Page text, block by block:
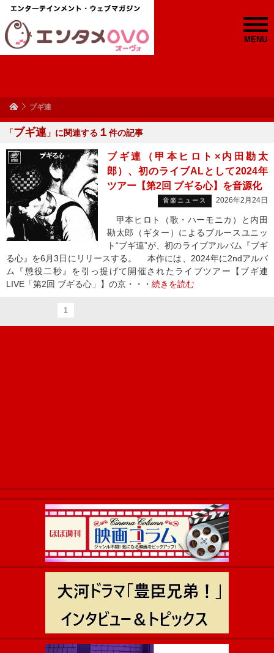
MENU
ブギ連
「ブギ連 」に関連する １ 件の記事
ブギ連（甲本ヒロト×内田勘太
郎）、初のライブALとして2024年
ツアー【第2回 ブギる心】を音源化
音楽ニュース 2026年2月24日
甲本ヒロト（歌・ハーモニカ）と内田
勘太郎（ギター）によるブルースユニッ
ト“ブギ連”が、初のライブアルバム『ブギ
る心』を6月3日にリリースする。 本作には、2024年に2ndアルバ
ム『懲役二秒』を引っ提げて開催されたライブツアー【ブギ連
LIVE「第2回 ブギる心」】の京・・・ 続きを読む
1